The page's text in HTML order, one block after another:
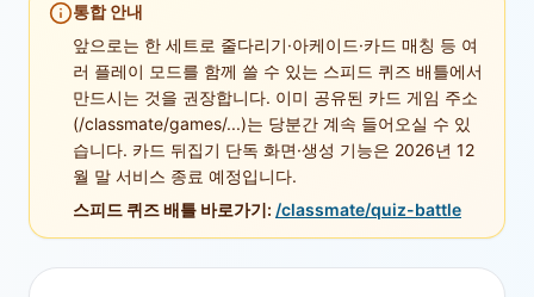
통합 안내
앞으로는 한 세트로 줄다리기·아케이드·카드 매칭 등 여
러 플레이 모드를 함께 쓸 수 있는 스피드 퀴즈 배틀에서
만드시는 것을 권장합니다. 이미 공유된 카드 게임 주소
(/classmate/games/...)는 당분간 계속 들어오실 수 있
습니다. 카드 뒤집기 단독 화면·생성 기능은 2026년 12
월 말 서비스 종료 예정입니다.
스피드 퀴즈 배틀 바로가기: /classmate/quiz-battle